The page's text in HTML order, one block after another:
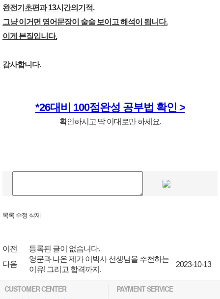
완전기초편과 13시간의기적.
그냥 이거면 영어문장이 술술 보이고 해석이 됩니다.
이게 본질입니다.
감사합니다.
*26대비 100점완성 공부법 확인 >
확인하시고 딱 이대로만 하세요.
목록 수정 삭제
이전
등록된 글이 없습니다.
다음
영문과 나온 제가 이박사 선생님을 추천하는
이유! 그리고 합격까지.
2023-10-13
CUSTOMER CENTER
PAYMENT SERVICE